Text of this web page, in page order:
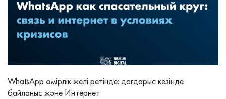
WhatsApp өмірлік желі ретінде: дағдарыс кезінде
байланыс және Интернет